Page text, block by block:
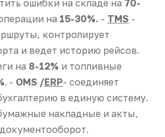
ошибки на складе на 70-
на 15-30%. - TMS -
контролирует
и ведет историю рейсов.
на 8-12% и топливные
. - OMS /ERP- соединяет
в единую систему.
накладные и акты,